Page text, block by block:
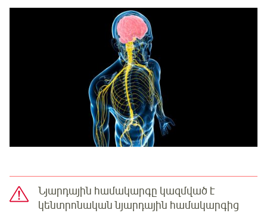
Նյարդային համակարգը կազմված է
կենտրոնական նյարդային համակարգից